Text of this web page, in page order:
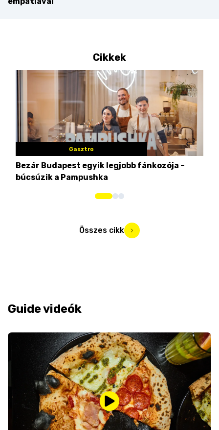
Cikkek
Gasztro
Bezár Budapest egyik legjobb fánkozója –
búcsúzik a Pampushka
Összes cikk
Guide videók